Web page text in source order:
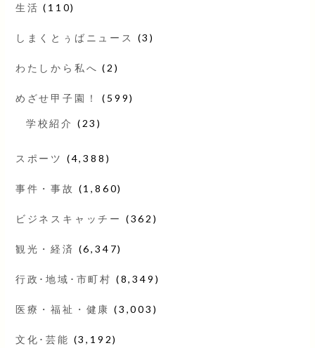
生活 (110)
しまくとぅばニュース (3)
わたしから私へ (2)
めざせ甲子園！ (599)
学校紹介 (23)
スポーツ (4,388)
事件・事故 (1,860)
ビジネスキャッチー (362)
観光・経済 (6,347)
行政･地域･市町村 (8,349)
医療・福祉・健康 (3,003)
文化･芸能 (3,192)